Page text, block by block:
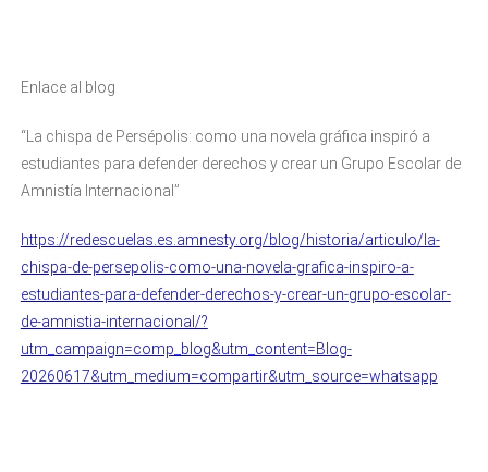
Enlace al blog
“La chispa de Persépolis: como una novela gráfica inspiró a
estudiantes para defender derechos y crear un Grupo Escolar de
Amnistía Internacional”
https://redescuelas.es.amnesty.org/blog/historia/articulo/la-
chispa-de-persepolis-como-una-novela-grafica-inspiro-a-
estudiantes-para-defender-derechos-y-crear-un-grupo-escolar-
de-amnistia-internacional/?
utm_campaign=comp_blog&utm_content=Blog-
20260617&utm_medium=compartir&utm_source=whatsapp